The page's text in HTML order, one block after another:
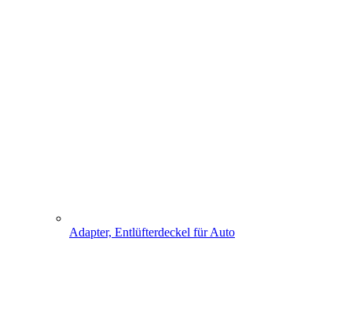
Adapter, Entlüfterdeckel für Auto